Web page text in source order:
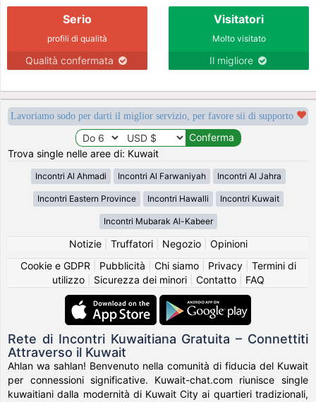
Serio
profili di qualità
Qualità confermata
Visitatori
Molto visitato
Il migliore
Lavoriamo sodo per darti il miglior servizio, per favore sii di supporto
Trova single nelle aree di: Kuwait
Incontri Al Ahmadi Incontri Al Farwaniyah Incontri Al Jahra
Incontri Eastern Province Incontri Hawalli Incontri Kuwait
Incontri Mubarak Al-Kabeer
Notizie| Truffatori| Negozio| Opinioni
Cookie e GDPR
Pubblicità Chi siamo| Privacy| Termini di
utilizzo| Sicurezza dei minori| Contatto| FAQ
Rete di Incontri Kuwaitiana Gratuita – Connettiti
Attraverso il Kuwait
Ahlan wa sahlan! Benvenuto nella comunità di fiducia del Kuwait
per connessioni significative. Kuwait-chat.com riunisce single
kuwaitiani dalla modernità di Kuwait City ai quartieri tradizionali,